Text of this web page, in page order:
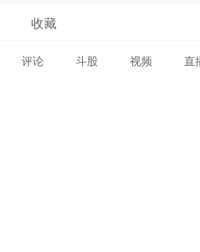
收藏
评论 斗股 视频 直